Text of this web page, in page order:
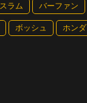
スラム バーファン
ボッシュ ホンダ